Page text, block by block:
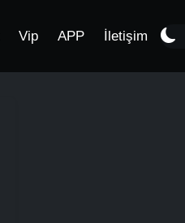
Vip APP İletişim